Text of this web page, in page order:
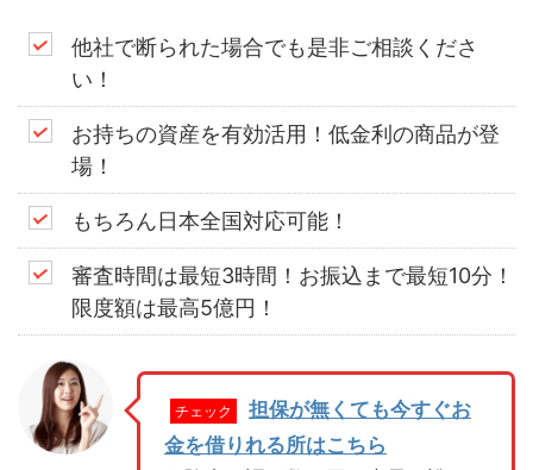
他社で断られた場合でも是非ご相談くださ
い！
お持ちの資産を有効活用！低金利の商品が登
場！
もちろん日本全国対応可能！
審査時間は最短3時間！お振込まで最短10分！
限度額は最高5億円！
チェック
担保が無くても今すぐお
金を借りれる所はこちら